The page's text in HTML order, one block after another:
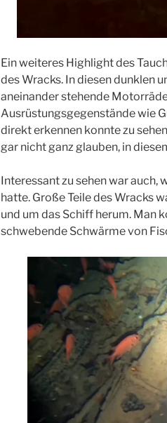
Ein weiteres Highlight des
des Wracks. In diesen dunklen
aneinander stehende
Ausrüstungsgegenstände wie
direkt erkennen konnte zu
gar nicht ganz glauben, in
Interessant zu sehen war auch,
hatte. Große Teile des Wracks
und um das Schiff herum. Man
schwebende Schwärme von